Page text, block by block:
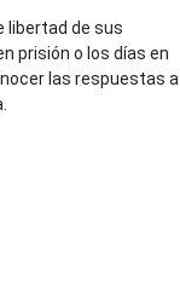
libertad de sus
prisión o los días en
las respuestas a